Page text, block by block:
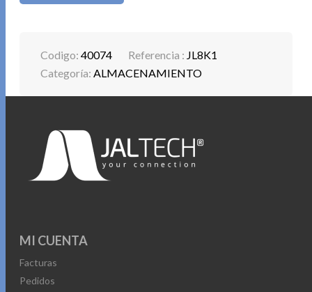
Codigo:40074 Referencia : JL8K1
Categoría:ALMACENAMIENTO
MI CUENTA
Facturas
Pedidos